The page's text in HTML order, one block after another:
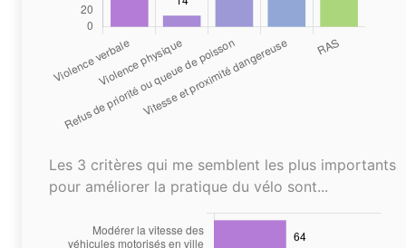
Les 3 critères qui me semblent les plus importants
pour améliorer la pratique du vélo sont...